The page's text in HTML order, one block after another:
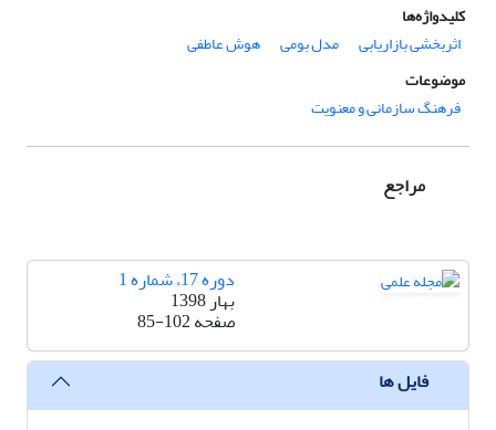
کلیدواژه‌ها
اثربخشی بازاریابی
مدل بومی
هوش عاطفی
موضوعات
فرهنگ سازمانی و معنویت
مراجع
دوره 17، شماره 1
بهار 1398
صفحه85-102
فایل ها